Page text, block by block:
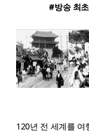
#방송 최
120년 전 세계를 여